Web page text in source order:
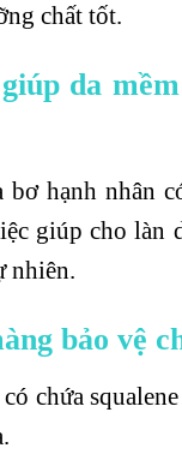
chất tốt.
da
bơ hạnh nhân
giúp cho làn
nhiên.
bảo vệ
chứa